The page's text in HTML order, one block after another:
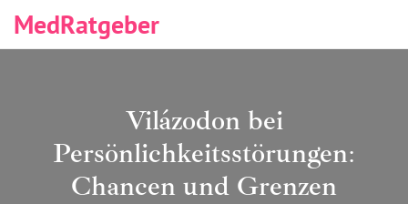
MedRatgeber
Vilá­zodon bei
Persönlichkeitsstörungen:
Chancen und Grenzen